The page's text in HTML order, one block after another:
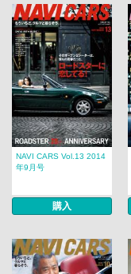
NAVI CARS Vol.13 2014
年9月号
購入